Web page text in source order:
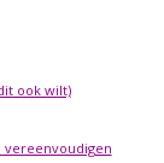
ook wilt)
vereenvoudigen